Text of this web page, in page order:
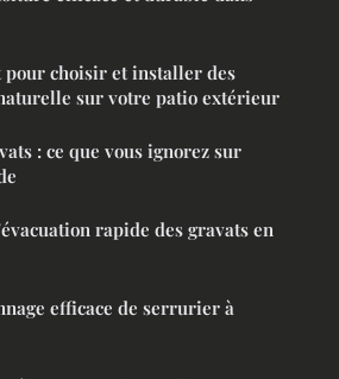
pour choisir et installer des
sur votre patio extérieur
: ce que vous ignorez sur
rapide des gravats en
efficace de serrurier à